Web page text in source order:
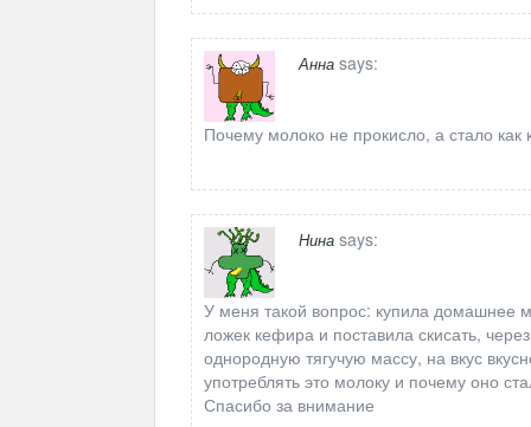
Анна says:
Почему молоко не прокисло, а стало как
Нина says:
У меня такой вопрос: купила домашнее
ложек кефира и поставила скисать,
однородную тягучую массу, на вкус
употреблять это молоку и почему оно
Спасибо за внимание